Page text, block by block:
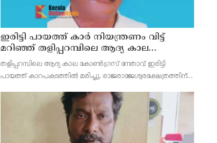
ഇരിട്ടി പായത്ത് കാർ നിയന്ത്രണം വിട്ട്
മറിഞ്ഞ് തളിപ്പറമ്പിലെ ആദ്യ കാല
കോണ്‍ഗ്രസ് നേതാവ് മരിച്ചു
തളിപ്പറമ്പിലെ ആദ്യ കാല കോണ്‍ഗ്രസ് നേതാവ് ഇരിട്ടി
പായത്ത് കാറപകടത്തില്‍ മരിച്ചു. രാജരാജേശ്വരക്ഷേത്രത്തിന്
എം.കെ.കേശവനാ(74)ണ് മരിച്ചത്.